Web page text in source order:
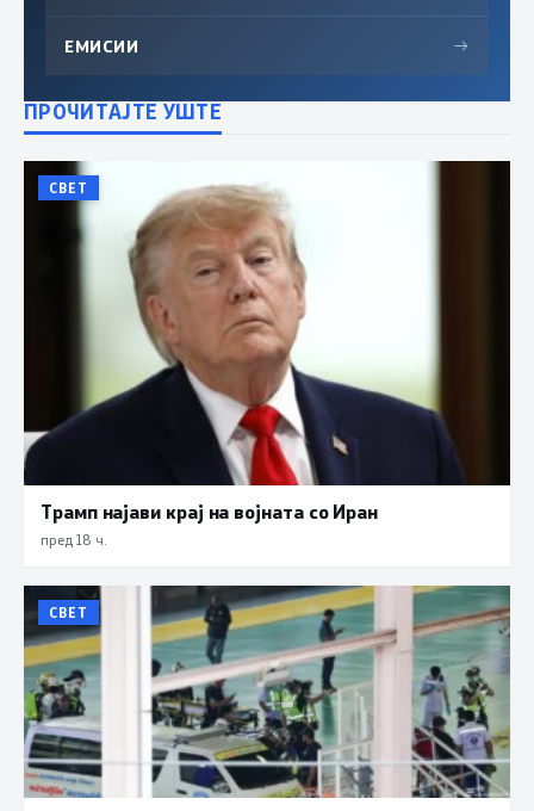
ЕМИСИИ →
ПРОЧИТАЈТЕ УШТЕ
СВЕТ
Трамп најави крај на војната со Иран
пред 18 ч.
СВЕТ